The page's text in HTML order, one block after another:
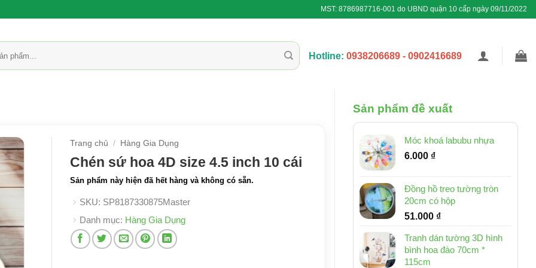
MST: 8786987716-001 do UBND quận 10 cấp ngày 09/11/2022
Hotline: 0938206689 - 0902416689
Sản phẩm đề xuất
Móc khoá labubu nhựa
6.000 ₫
Đồng hồ treo tường tròn
20cm có hộp
51.000 ₫
Tranh dán tường 3D hình
bình hoa đào 70cm *
115cm
Trang chủ / Hàng Gia Dụng
Chén sứ hoa 4D size 4.5 inch 10 cái
Sản phẩm này hiện đã hết hàng và không có sẵn.
SKU: SP8187330875Master
Danh mục: Hàng Gia Dụng